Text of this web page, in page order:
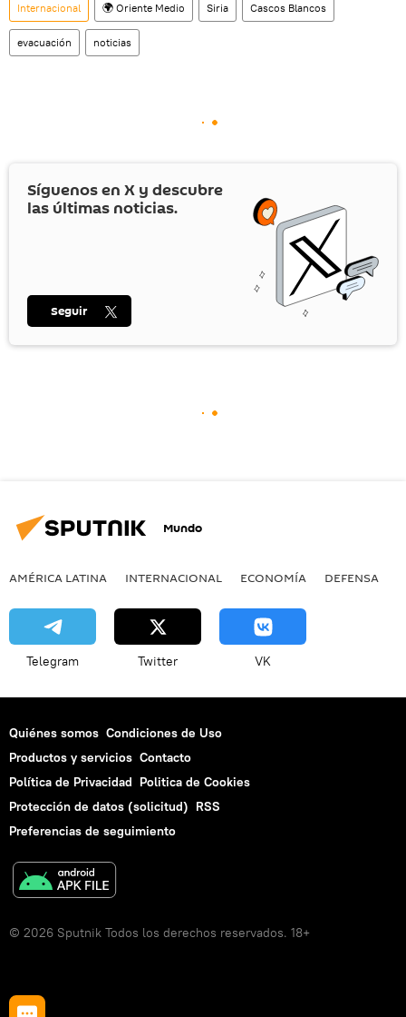
Internacional 🌍 Oriente Medio Siria Cascos Blancos
evacuación noticias
Síguenos en X y descubre
las últimas noticias.
Seguir
Mundo
AMÉRICA LATINA INTERNACIONAL ECONOMÍA DEFENSA
Telegram Twitter VK
Quiénes somos Condiciones de Uso
Productos y servicios Contacto
Política de Privacidad Politica de Cookies
Protección de datos (solicitud) RSS
Preferencias de seguimiento
© 2026 Sputnik Todos los derechos reservados. 18+